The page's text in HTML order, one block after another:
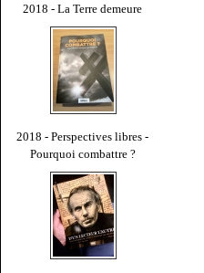
2018 - La Terre demeure
2018 - Perspectives libres -
Pourquoi combattre ?